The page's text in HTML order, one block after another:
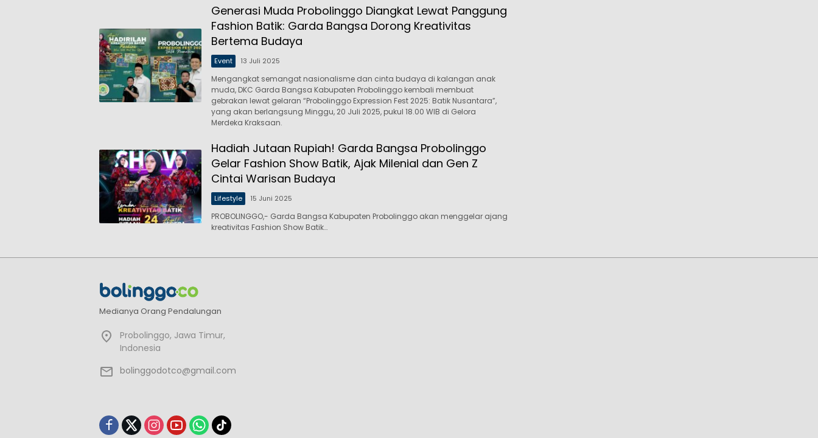
Generasi Muda Probolinggo Diangkat Lewat Panggung
Fashion Batik: Garda Bangsa Dorong Kreativitas
Bertema Budaya
Event 13 Juli 2025
Mengangkat semangat nasionalisme dan cinta budaya di kalangan anak
muda, DKC Garda Bangsa Kabupaten Probolinggo kembali membuat
gebrakan lewat gelaran “Probolinggo Expression Fest 2025: Batik Nusantara”,
yang akan berlangsung Minggu, 20 Juli 2025, pukul 18.00 WIB di Gelora
Merdeka Kraksaan.
Hadiah Jutaan Rupiah! Garda Bangsa Probolinggo
Gelar Fashion Show Batik, Ajak Milenial dan Gen Z
Cintai Warisan Budaya
Lifestyle 15 Juni 2025
PROBOLINGGO,- Garda Bangsa Kabupaten Probolinggo akan menggelar ajang
kreativitas Fashion Show Batik…
Medianya Orang Pendalungan
Probolinggo, Jawa Timur,
Indonesia
bolinggodotco@gmail.com